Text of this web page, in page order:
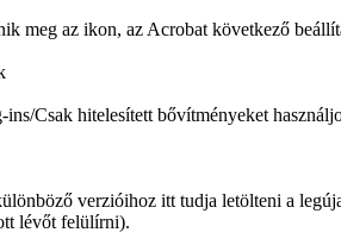
meg az ikon, az Acrobat következő
Csak hitelesített bővítményeket
verzióihoz itt tudja letölteni a
lévőt felülírni).